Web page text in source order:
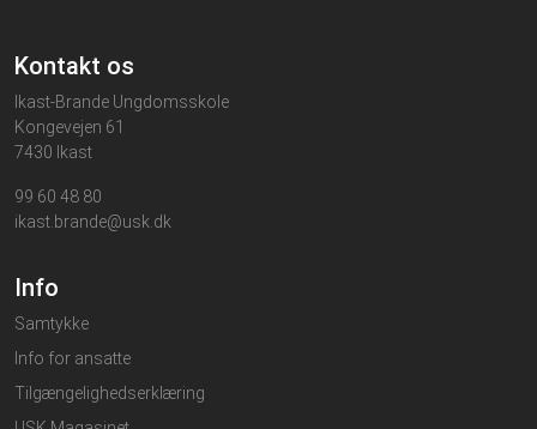
Kontakt os
Ikast-Brande Ungdomsskole
Kongevejen 61
7430 Ikast
99 60 48 80
ikast.brande@usk.dk
Info
Samtykke
Info for ansatte
Tilgængelighedserklæring